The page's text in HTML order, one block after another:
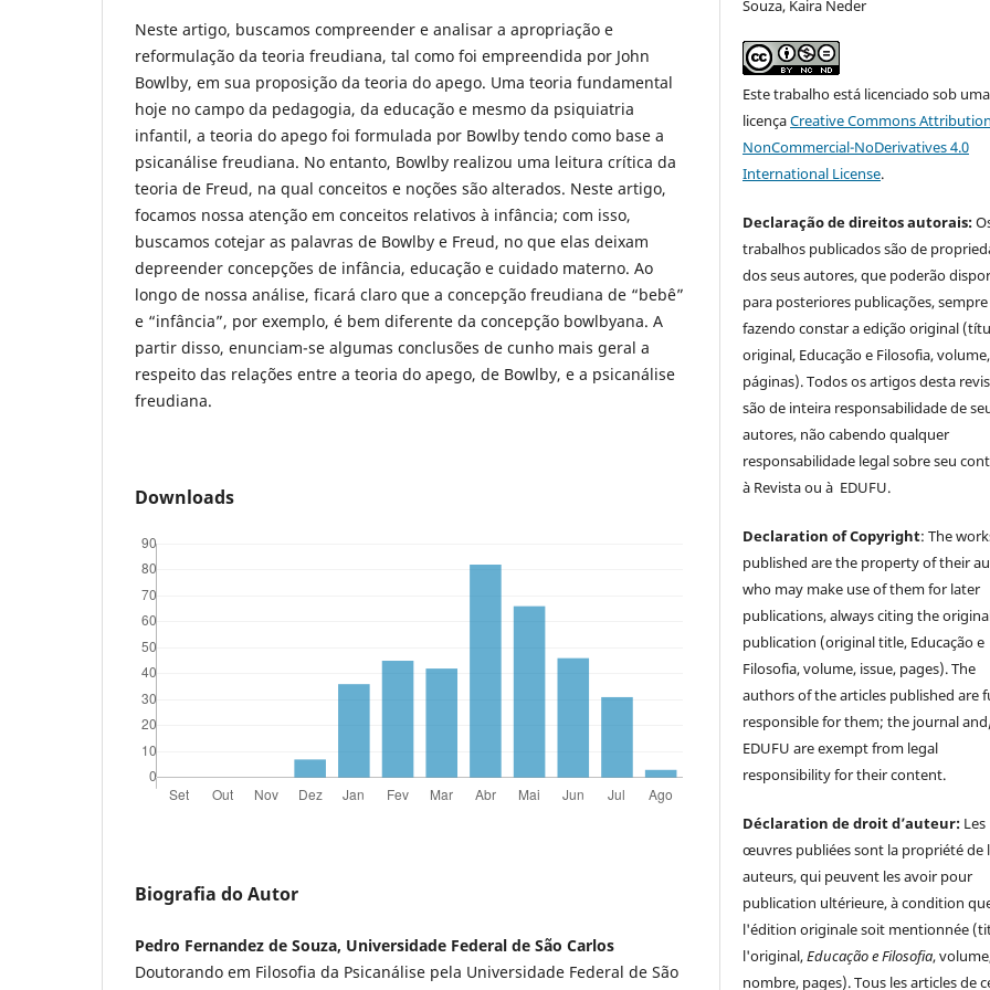
Neste artigo, buscamos compreender e analisar a apropriação e
reformulação da teoria freudiana, tal como foi empreendida por John
Bowlby, em sua proposição da teoria do apego. Uma teoria fundamental
hoje no campo da pedagogia, da educação e mesmo da psiquiatria
infantil, a teoria do apego foi formulada por Bowlby tendo como base a
psicanálise freudiana. No entanto, Bowlby realizou uma leitura crítica da
teoria de Freud, na qual conceitos e noções são alterados. Neste artigo,
focamos nossa atenção em conceitos relativos à infância; com isso,
buscamos cotejar as palavras de Bowlby e Freud, no que elas deixam
depreender concepções de infância, educação e cuidado materno. Ao
longo de nossa análise, ficará claro que a concepção freudiana de “bebê”
e “infância”, por exemplo, é bem diferente da concepção bowlbyana. A
partir disso, enunciam-se algumas conclusões de cunho mais geral a
respeito das relações entre a teoria do apego, de Bowlby, e a psicanálise
freudiana.
Downloads
Biografia do Autor
Pedro Fernandez de Souza, Universidade Federal de São Carlos
Doutorando em Filosofia da Psicanálise pela Universidade Federal de São
Souza, Kaira Neder
Este trabalho está licenciado sob uma
licençaCreative Commons
NonCommercial-NoDerivatives 4.0
International License.
Declaração de direitos autorais:
trabalhos publicados são de
dos seus autores, que poderão
para posteriores publicações, sempre
fazendo constar a edição original
original, Educação e Filosofia,
páginas). Todos os artigos desta
são de inteira responsabilidade de
autores, não cabendo qualquer
responsabilidade legal sobre seu
à Revista ou à EDUFU.
Declaration of Copyright: The
published are the property of their
who may make use of them for later
publications, always citing the
publication (original title, Educação e
Filosofia, volume, issue, pages). The
authors of the articles published are
responsible for them; the journal
EDUFU are exempt from legal
responsibility for their content.
Déclaration de droit d’auteur: Les
œuvres publiées sont la propriété de
auteurs, qui peuvent les avoir pour
publication ultérieure, à condition
l'édition originale soit mentionnée
l'original,Educação e Filosofia,
nombre, pages). Tous les articles de